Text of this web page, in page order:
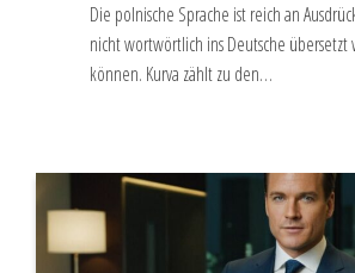
Die polnische Sprache ist reich an
nicht wortwörtlich ins Deutsche übersetzt
können. Kurva zählt zu den…